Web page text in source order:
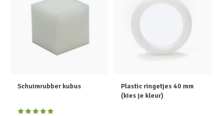
Schuimrubber kubus
Plastic ringetjes 40 mm
(kies je kleur)